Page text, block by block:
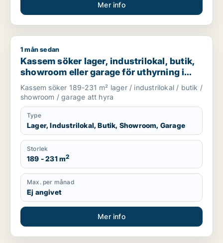
Mer info
Kassem söker lager, industrilokal, butik, showroom eller
1 mån sedan
Kassem söker lager, industrilokal, butik,
showroom eller garage för uthyrning i
Upplands Väsby, Vallentuna eller
Upplands-Bro m.fl.
Kassem söker 189-231 m² lager / industrilokal / butik /
showroom / garage att hyra
Type
Lager, Industrilokal, Butik, Showroom, Garage
Storlek
189 - 231 m2
Max. per månad
Ej angivet
Mer info